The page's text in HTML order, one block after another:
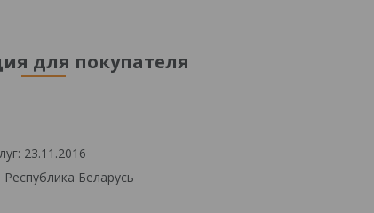
для покупателя
23.11.2016
Беларусь